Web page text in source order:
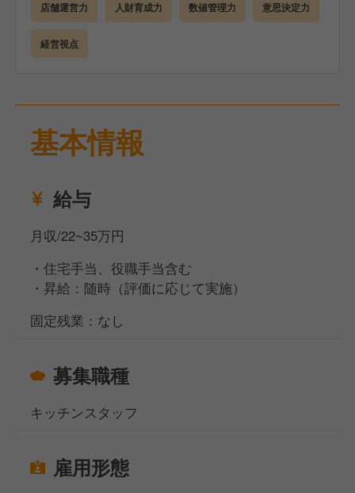
発注・在庫・衛生・品質管理
サービス改善・業務改善の企画と実行
決められた運営をこなすだけでなく、自分の色を出し
た店舗づくりに挑戦できる環境です。
合があります。
店舗運営力 人財育成力 数値管理力 意思決定力
経営視点
基本情報
給与
月収/22~35万円
・住宅手当、役職手当含む
・昇給：随時（評価に応じて実施）
固定残業：なし
募集職種
キッチンスタッフ
雇用形態